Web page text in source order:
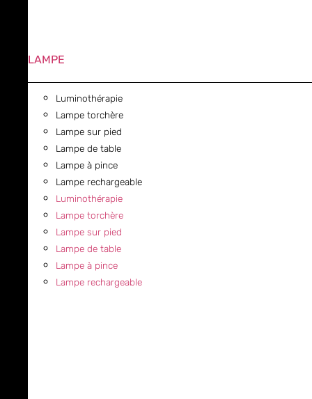
LAMPE
Luminothérapie
Lampe torchère
Lampe sur pied
Lampe de table
Lampe à pince
Lampe rechargeable
Luminothérapie
Lampe torchère
Lampe sur pied
Lampe de table
Lampe à pince
Lampe rechargeable